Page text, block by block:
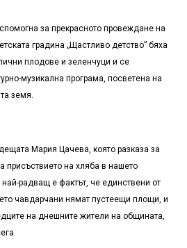
за прекрасното провеждане на
градина „Щастливо детство” бяха
плодове и зеленчуци и се
музикална програма, посветена на
земя.
Мария Цачева, която разказа за
присъствието на хляба в нашето
радващ е фактът, че единствени от
чавдарчани нямат пустеещи площи, и
на днешните жители на общината,